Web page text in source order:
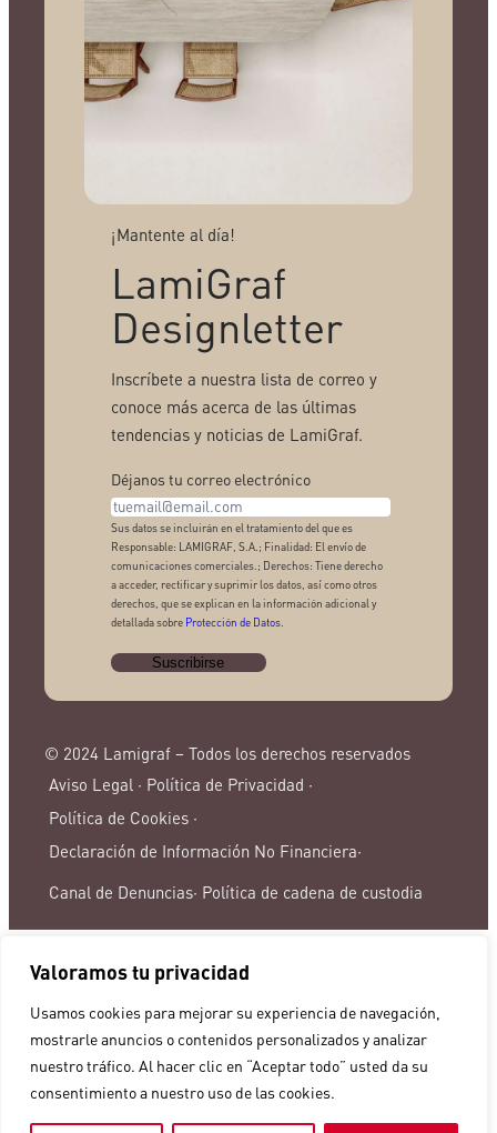
Valoramos tu privacidad
Usamos cookies para mejorar su experiencia de navegación,
mostrarle anuncios o contenidos personalizados y analizar
nuestro tráfico. Al hacer clic en “Aceptar todo” usted da su
consentimiento a nuestro uso de las cookies.
¡Mantente al día!
LamiGraf
Designletter
Inscríbete a nuestra lista de correo y
conoce más acerca de las últimas
tendencias y noticias de LamiGraf.
Déjanos tu correo electrónico
Sus datos se incluirán en el tratamiento del que es
Responsable: LAMIGRAF, S.A.; Finalidad: El envío de
comunicaciones comerciales.; Derechos: Tiene derecho
a acceder, rectificar y suprimir los datos, así como otros
derechos, que se explican en la información adicional y
detallada sobre Protección de Datos.
© 2024 Lamigraf – Todos los derechos reservados
Aviso Legal · Política de Privacidad ·
Política de Cookies ·
Declaración de Información No Financiera·
Canal de Denuncias· Política de cadena de custodia